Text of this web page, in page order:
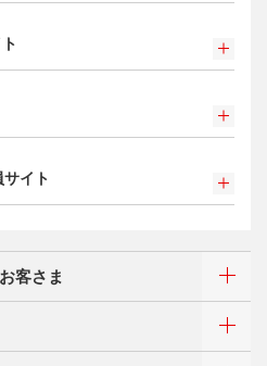
グ
サイト
客さま